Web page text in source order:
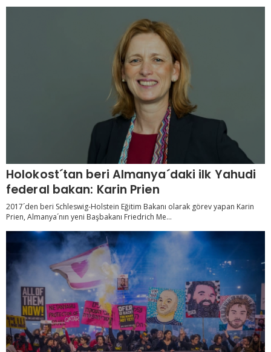
Holokost´tan beri Almanya´daki ilk Yahudi
federal bakan: Karin Prien
2017´den beri Schleswig-Holstein Eğitim Bakanı olarak görev yapan Karin
Prien, Almanya´nın yeni Başbakanı Friedrich Me...